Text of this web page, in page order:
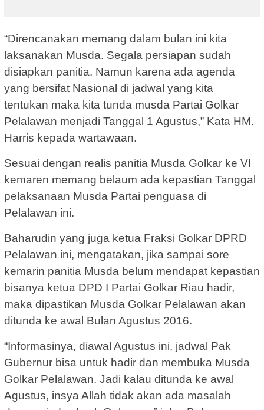
“Direncanakan memang dalam bulan ini kita
laksanakan Musda. Segala persiapan sudah
disiapkan panitia. Namun karena ada agenda
yang bersifat Nasional di jadwal yang kita
tentukan maka kita tunda musda Partai Golkar
Pelalawan menjadi Tanggal 1 Agustus,” Kata HM.
Harris kepada wartawaan.
Sesuai dengan realis panitia Musda Golkar ke VI
kemaren memang belaum ada kepastian Tanggal
pelaksanaan Musda Partai penguasa di
Pelalawan ini.
Baharudin yang juga ketua Fraksi Golkar DPRD
Pelalawan ini, mengatakan, jika sampai sore
kemarin panitia Musda belum mendapat kepastian
bisanya ketua DPD I Partai Golkar Riau hadir,
maka dipastikan Musda Golkar Pelalawan akan
ditunda ke awal Bulan Agustus 2016.
“Informasinya, diawal Agustus ini, jadwal Pak
Gubernur bisa untuk hadir dan membuka Musda
Golkar Pelalawan. Jadi kalau ditunda ke awal
Agustus, insya Allah tidak akan ada masalah